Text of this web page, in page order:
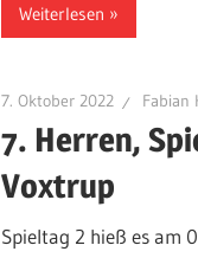
Weiterlesen
7. Oktober 2022 Fabian
7. Herren,
Voxtrup
Spieltag 2 hieß es am